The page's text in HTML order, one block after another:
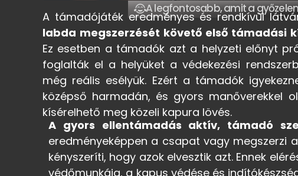
A legfontosabb, amit a
A támadójáték eredményes és rendkívül
labda megszerzését követő első támadási
Ez esetben a támadók azt a helyzeti előnyt
foglalták el a helyüket a védekezési
még reális esélyük. Ezért a támadók
középső harmadán, és gyors manőverekkel
kísérelhető meg közeli kapura lövés.
A gyors ellentámadás aktív, támadó
eredményeképpen a csapat vagy megszerzi
kényszeríti, hogy azok elvesztik azt. Ennek
védőmunkája, a kapus védése és